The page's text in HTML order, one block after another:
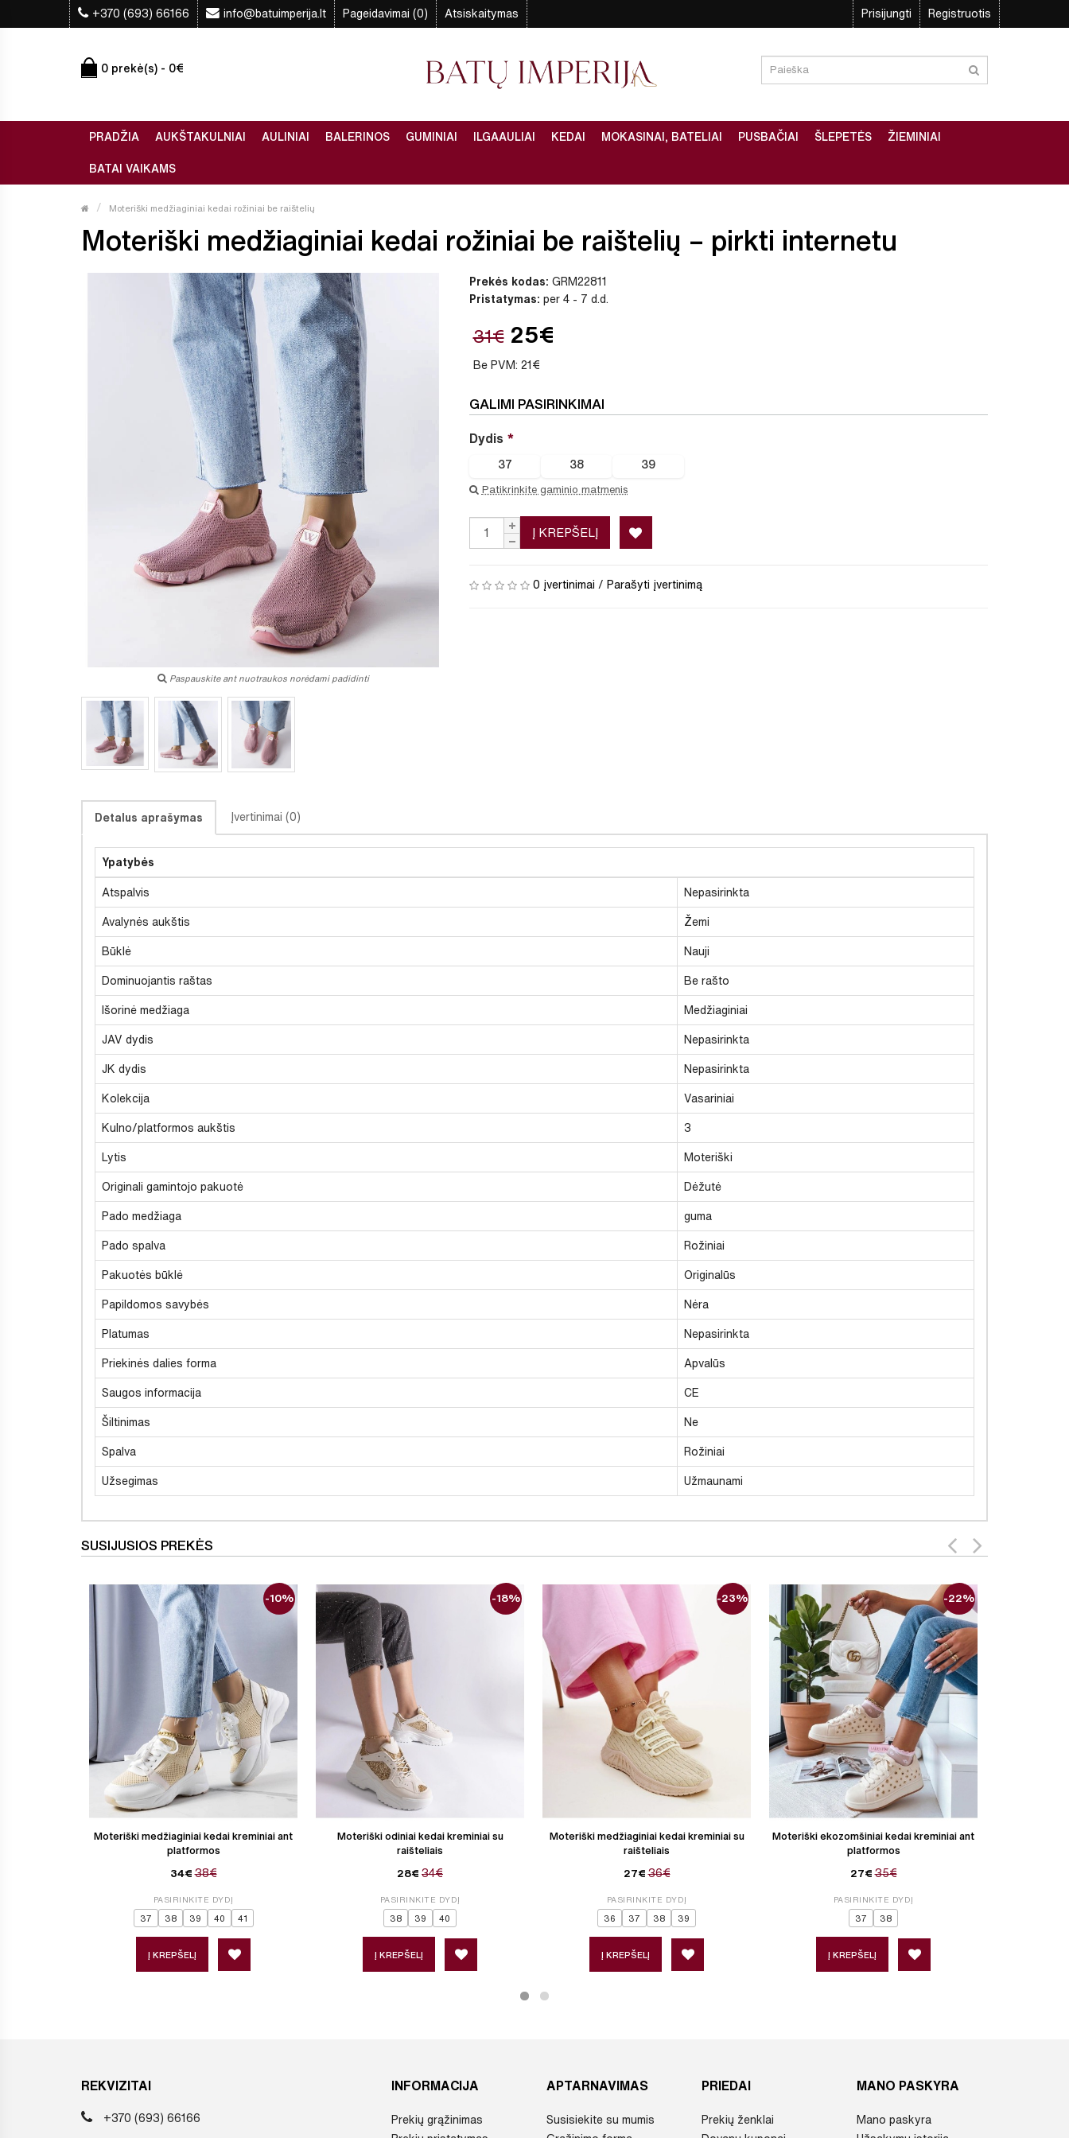
+370 (693) 66166 info@batuimperija.lt Pageidavimai (0) Atsiskaitymas Prisijungti Registruotis
0 prekė(s) - 0€
PRADŽIA AUKŠTAKULNIAI AULINIAI BALERINOS GUMINIAI ILGAAULIAI KEDAI MOKASINAI, BATELIAI PUSBAČIAI ŠLEPETĖS ŽIEMINIAI
BATAI VAIKAMS
Moteriški medžiaginiai kedai rožiniai be raištelių
Moteriški medžiaginiai kedai rožiniai be raištelių – pirkti internetu
Paspauskite ant nuotraukos norėdami padidinti
Prekės kodas: GRM22811
Pristatymas: per 4 - 7 d.d.
31€ 25€
Be PVM: 21€
GALIMI PASIRINKIMAI
Dydis
37 38 39
Patikrinkite gaminio matmenis
Į KREPŠELĮ
0 įvertinimai / Parašyti įvertinimą
Detalus aprašymas Įvertinimai (0)
Ypatybės
Atspalvis Nepasirinkta
Avalynės aukštis Žemi
Būklė Nauji
Dominuojantis raštas Be rašto
Išorinė medžiaga Medžiaginiai
JAV dydis Nepasirinkta
JK dydis Nepasirinkta
Kolekcija Vasariniai
Kulno/platformos aukštis 3
Lytis Moteriški
Originali gamintojo pakuotė Dėžutė
Pado medžiaga guma
Pado spalva Rožiniai
Pakuotės būklė Originalūs
Papildomos savybės Nėra
Platumas Nepasirinkta
Priekinės dalies forma Apvalūs
Saugos informacija CE
Šiltinimas Ne
Spalva Rožiniai
Užsegimas Užmaunami
SUSIJUSIOS PREKĖS
Moteriški medžiaginiai kedai kreminiai ant
platformos
34€ 38€
-10%
PASIRINKITE DYDĮ
37 38 39 40 41
Į KREPŠELĮ
Moteriški odiniai kedai kreminiai su
raišteliais
28€ 34€
-18%
PASIRINKITE DYDĮ
38 39 40
Į KREPŠELĮ
Moteriški medžiaginiai kedai kreminiai su
raišteliais
27€ 36€
-23%
PASIRINKITE DYDĮ
36 37 38 39
Į KREPŠELĮ
Moteriški ekozomšiniai kedai kreminiai ant
platformos
27€ 35€
-22%
PASIRINKITE DYDĮ
37 38
Į KREPŠELĮ
REKVIZITAI
+370 (693) 66166
INFORMACIJA
Prekių grąžinimas
APTARNAVIMAS
Susisiekite su mumis
PRIEDAI
Prekių ženklai
MANO PASKYRA
Mano paskyra